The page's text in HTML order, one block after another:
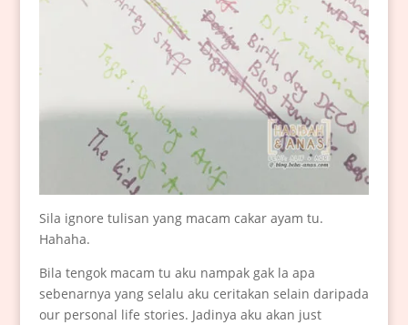
Sila ignore tulisan yang macam cakar ayam tu.
Hahaha.
Bila tengok macam tu aku nampak gak la apa
sebenarnya yang selalu aku ceritakan selain daripada
our personal life stories. Jadinya aku akan just